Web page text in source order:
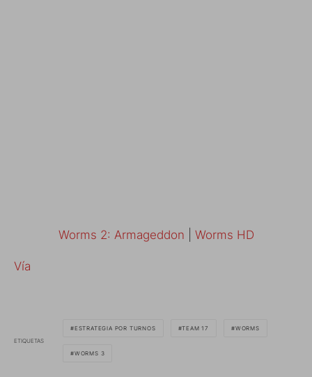
Worms 2: Armageddon Worms HD
Vía
ETIQUETAS
ESTRATEGIA POR TURNOS TEAM 17 WORMS
WORMS 3